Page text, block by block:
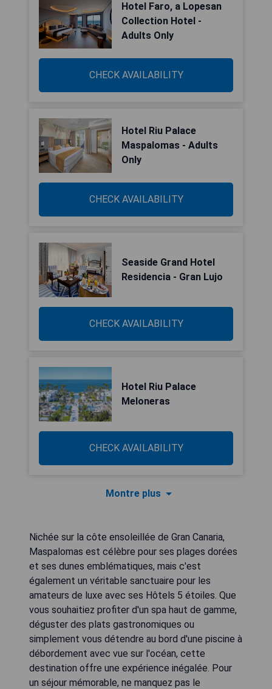
Hotel Faro, a Lopesan
Collection Hotel -
Adults Only
CHECK AVAILABILITY
Hotel Riu Palace
Maspalomas - Adults
Only
CHECK AVAILABILITY
Seaside Grand Hotel
Residencia - Gran Lujo
CHECK AVAILABILITY
Hotel Riu Palace
Meloneras
CHECK AVAILABILITY
Montre plus
Nichée sur la côte ensoleillée de Gran Canaria,
Maspalomas est célèbre pour ses plages dorées
et ses dunes emblématiques, mais c'est
également un véritable sanctuaire pour les
amateurs de luxe avec ses Hôtels 5 étoiles. Que
vous souhaitiez profiter d'un spa haut de gamme,
déguster des plats gastronomiques ou
simplement vous détendre au bord d'une piscine à
débordement avec vue sur l'océan, cette
destination offre une expérience inégalée. Pour
un séjour mémorable, ne manquez pas le